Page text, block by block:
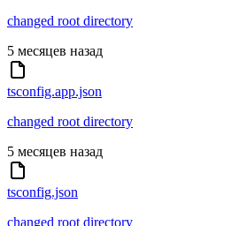
changed root directory
5 месяцев назад
tsconfig.app.json
changed root directory
5 месяцев назад
tsconfig.json
changed root directory